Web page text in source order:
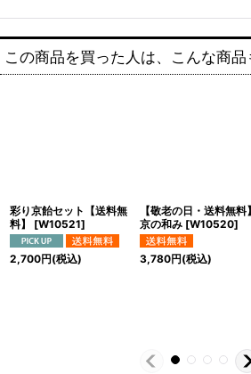
この商品を買った人は、こんな商
彩り京飴セット【送料無
料】
[W10521]
2,700円(税込)
【敬老の日・送料無料】
京の和み [W10520]
3,780円(税込)